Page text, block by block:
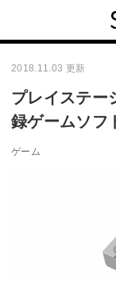
2018.11.03 更新
プレイステー
録ゲームソフ
ゲーム